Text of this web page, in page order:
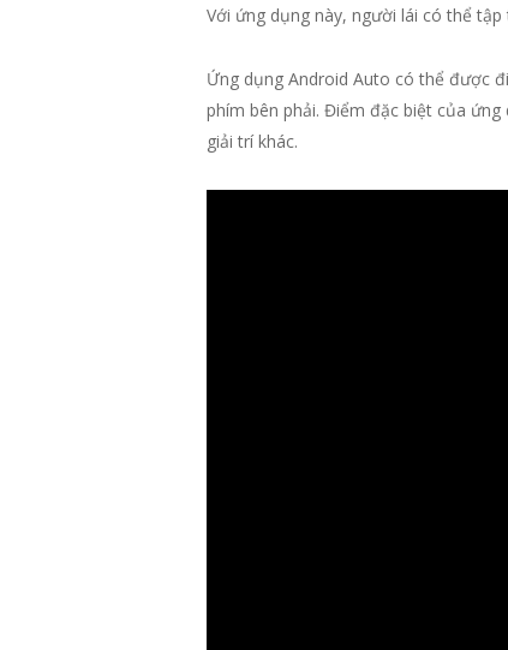
Với ứng dụng này, người lái có thể
Ứng dụng Android Auto có thể được
phím bên phải. Điểm đặc biệt của
giải trí khác.